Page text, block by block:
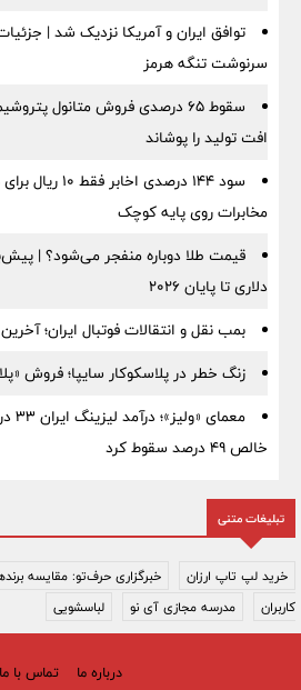
توافق ایران و آمریکا نزدیک شد |
سرنوشت تنگه هرمز
سقوط ۶۵ درصدی فروش متانول
افت تولید را پوشاند
سود ۱۴۴ درصدی
مخابرات روی پایه کوچک
دلاری تا پایان ۲۰۲۶
بمب نقل‌ و انتقالات فوتبال ایران؛
زنگ خطر در پلاسکوکار سایپا؛ فروش «پلاسک» ۴۵ درصد
خالص ۴۹ درصد سقوط کرد
تبلیغات متنی
خرید لپ تاپ ارزان
خبرگزاری حرف‌تو: مقایسه
کاربران
مدرسه مجازی آی نو لباسشویی
درباره ما تماس با ما